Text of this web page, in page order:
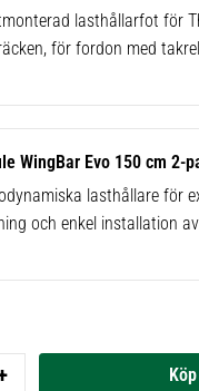
lasthållarfot för
för fordon med
WingBar Evo 150 cm 2-
lasthållare för
och enkel installation